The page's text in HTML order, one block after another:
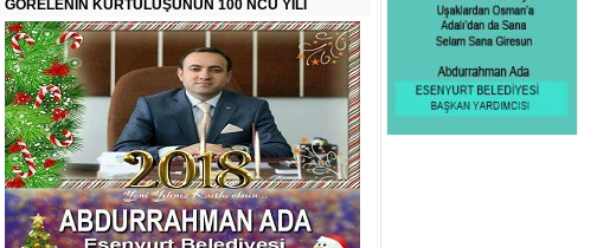
GÖRELENİN KURTULUŞUNUN 100 NCÜ YILI